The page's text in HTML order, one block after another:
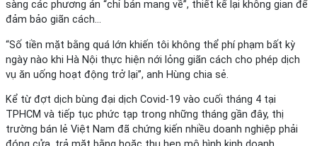
sàng các phương án “chỉ bán mang về”, thiết kế lại không gian để
đảm bảo giãn cách…
“Số tiền mặt bằng quá lớn khiến tôi không thể phí phạm bất kỳ
ngày nào khi Hà Nội thực hiện nới lỏng giãn cách cho phép dịch
vụ ăn uống hoạt động trở lại”, anh Hùng chia sẻ.
Kể từ đợt dịch bùng đại dịch Covid-19 vào cuối tháng 4 tại
TPHCM và tiếp tục phức tạp trong những tháng gần đây, thị
trường bán lẻ Việt Nam đã chứng kiến nhiều doanh nghiệp phải